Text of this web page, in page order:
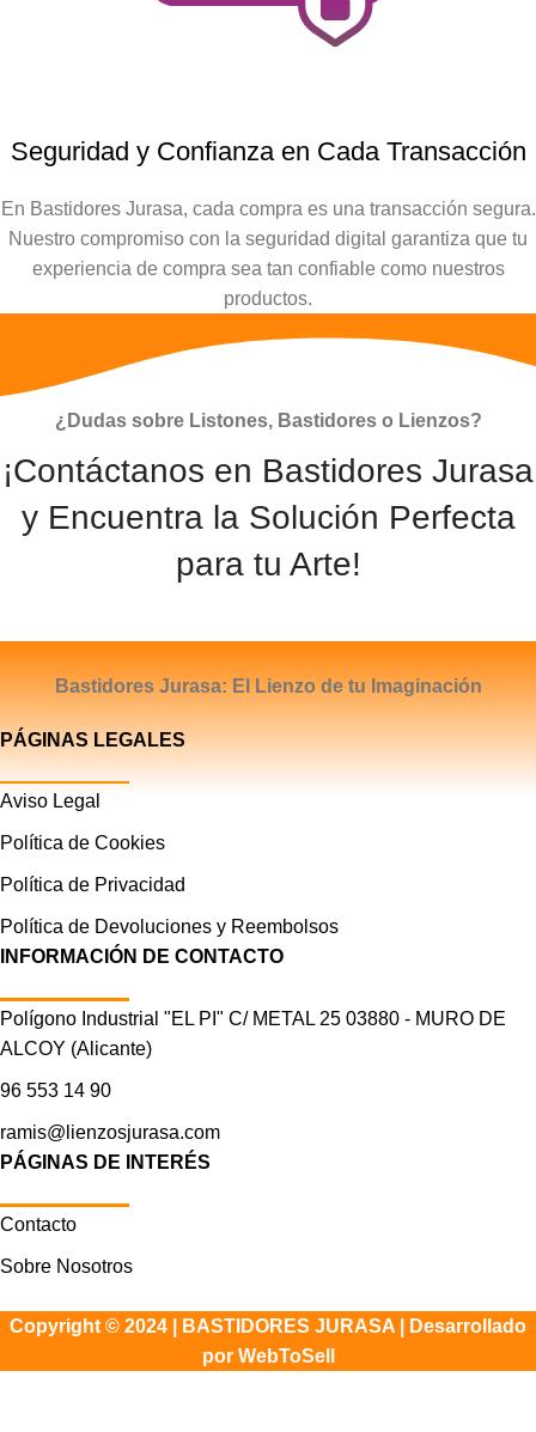
Seguridad y Confianza en Cada Transacción
En Bastidores Jurasa, cada compra es una transacción segura.
Nuestro compromiso con la seguridad digital garantiza que tu
experiencia de compra sea tan confiable como nuestros
productos.
¿Dudas sobre Listones, Bastidores o Lienzos?
¡Contáctanos en Bastidores Jurasa
y Encuentra la Solución Perfecta
para tu Arte!
Bastidores Jurasa: El Lienzo de tu Imaginación
PÁGINAS LEGALES
Aviso Legal
Política de Cookies
Política de Privacidad
Política de Devoluciones y Reembolsos
INFORMACIÓN DE CONTACTO
Polígono Industrial "EL PI" C/ METAL 25 03880 - MURO DE
ALCOY (Alicante)
96 553 14 90
ramis@lienzosjurasa.com
PÁGINAS DE INTERÉS
Contacto
Sobre Nosotros
Copyright © 2024 | BASTIDORES JURASA |
Desarrollado
por WebToSell